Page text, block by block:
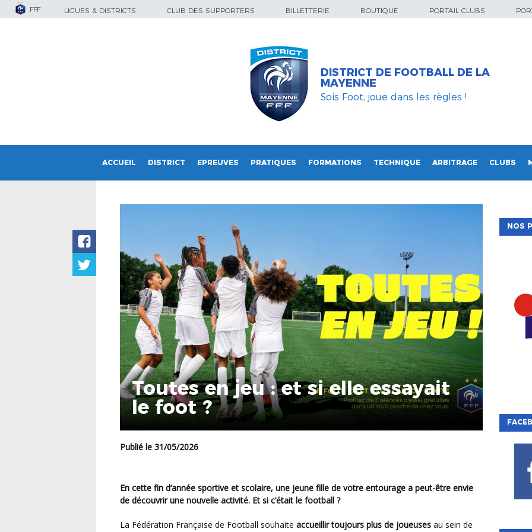
FFF LIGUES & DISTRICTS CLUB DES SUPPORTERS BILLETTERIE BOUTIQUE PORTAIL CLUBS
DISTRICT DE FOOTBALL DE LA
MAYENNE
Sois Foot, joue dans les règles !
ACCUEIL DISTRICT EPREUVES PRATIQUES FORMATIONS TECHNIQUE ARBITRAGE CLUBS
Toutes en jeu : et si elle essayait
le foot ?
Publié le 31/05/2026
En cette fin d’année sportive et scolaire, une jeune fille de votre entourage a peut-être envie
de découvrir une nouvelle activité. Et si c’était le football ?
La Fédération Française de Football souhaite accueillir toujours plus de joueuses au sein de
NOS